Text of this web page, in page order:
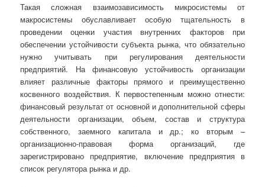
Такая сложная взаимозависимость микросистемы от
макросистемы обуславливает особую тщательность в
проведении оценки участия внутренних факторов при
обеспечении устойчивости субъекта рынка, что обязательно
нужно учитывать при регулирования деятельности
предприятий. На финансовую устойчивость организации
влияет различные факторы прямого и преимущественно
косвенного воздействия. К первостепенным можно отнести:
финансовый результат от основной и дополнительной сферы
деятельности организации, объем, состав и структура
собственного, заемного капитала и др.; ко вторым –
организационно-правовая форма организаций, где
зарегистрировано предприятие, включение предприятия в
список регулятора рынка и др.